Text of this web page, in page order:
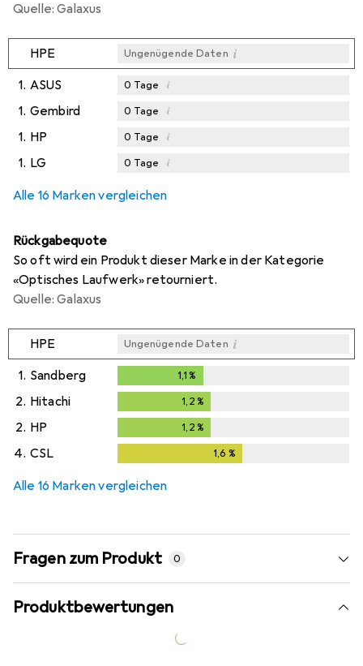
Quelle: Galaxus
HPE Ungenügende Daten i
1. ASUS 0 Tage i
1. Gembird 0 Tage i
1. HP 0 Tage i
1. LG 0 Tage i
Alle 16 Marken vergleichen
Rückgabequote
So oft wird ein Produkt dieser Marke in der Kategorie
«Optisches Laufwerk» retourniert.
Quelle: Galaxus
HPE Ungenügende Daten i
1. Sandberg 1,1 %
2. Hitachi 1,2 %
2. HP 1,2 %
4. CSL 1,6 %
Alle 16 Marken vergleichen
Fragen zum Produkt 0
Produktbewertungen